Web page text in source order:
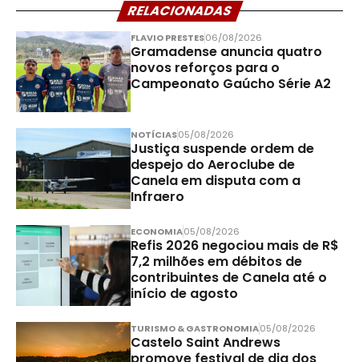
RELACIONADAS
FLAVIO PRESTES06/08/2026
Gramadense anuncia quatro
novos reforços para o
Campeonato Gaúcho Série A2
NOTÍCIAS05/08/2026
Justiça suspende ordem de
despejo do Aeroclube de
Canela em disputa com a
Infraero
ECONOMIA05/08/2026
Refis 2026 negociou mais de R$
7,2 milhões em débitos de
contribuintes de Canela até o
início de agosto
TURISMO & GASTRONOMIA05/08/2026
Castelo Saint Andrews
promove festival de dia dos